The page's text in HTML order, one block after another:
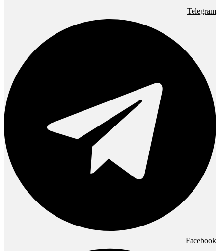
Telegram
Facebook